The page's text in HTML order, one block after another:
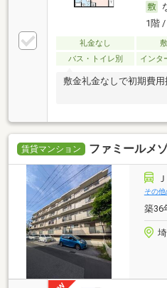
1階 /
礼金なし
バス・トイレ別
インタ
敷金礼金なしで初期費
賃貸マンション ファミールメ
その他
築36